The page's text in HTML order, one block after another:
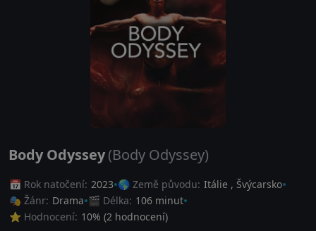
Body Odyssey(Body Odyssey)
📅 Rok natočení: 2023 🌎 Země původu: Itálie , Švýcarsko
🎭 Žánr: Drama 🎬 Délka: 106 minut
⭐ Hodnocení: 10% (2 hodnocení)